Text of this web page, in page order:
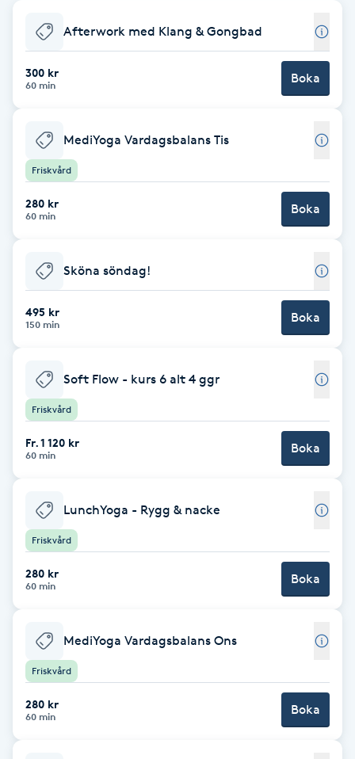
Babylights
Balayage
Barber
Barnklippning
Blowout
Bottenfärg
Brynformning
Brynplockning
Bröllopsuppsättning
Celluliter
Color correction
Cryoterapi
D
Afterwork med Klang & Gongbad
300 kr
60 min Boka
MediYoga Vardagsbalans Tis
Friskvård
280 kr
60 min Boka
Sköna söndag!
495 kr
150 min Boka
Soft Flow - kurs 6 alt 4 ggr
Friskvård
Fr. 1 120 kr
60 min Boka
LunchYoga - Rygg & nacke
Friskvård
280 kr
60 min Boka
MediYoga Vardagsbalans Ons
Friskvård
280 kr
60 min Boka